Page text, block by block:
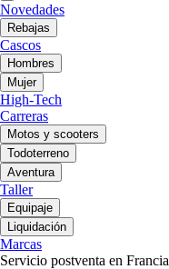
Novedades
Rebajas
Cascos
Hombres
Mujer
High-Tech
Carreras
Motos y scooters
Todoterreno
Aventura
Taller
Equipaje
Liquidación
Marcas
Servicio postventa en Francia